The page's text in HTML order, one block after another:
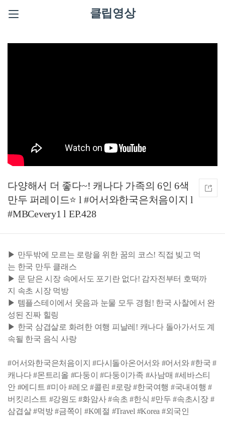
클립영상
다양해서 더 좋다~! 캐나다 가족의 6인 6색
만두 퍼레이드⭐ l #어서와한국은처음이지 l
#MBCevery1 l EP.428
▶ 만두밖에 모르는 로랑을 위한 꿈의 코스! 직접 빚고 먹
는 한국 만두 클래스
▶ 문 닫은 시장 속에서도 포기란 없다! 감자전부터 호떡까
지 속초 시장 먹방
▶ 템플스테이에서 웃음과 눈물 모두 경험! 한국 사찰에서 완
성된 진짜 힐링
▶ 한국 삼겹살로 화려한 여행 피날레! 캐나다 돌아가서도 계
속될 한국 음식 사랑
#어서와한국은처음이지 #다시돌아온어서와 #어서와 #한국 #
캐나다 #몬트리올 #다둥이 #다둥이가족 #사남매 #세바스티
안 #에디트 #미아 #레오 #콜린 #로랑 #한국여행 #국내여행 #
버킷리스트 #강원도 #화암사 #속초 #한식 #만두 #속초시장 #
삼겹살 #먹방 #금쪽이 #K예절 #Travel #Korea #외국인